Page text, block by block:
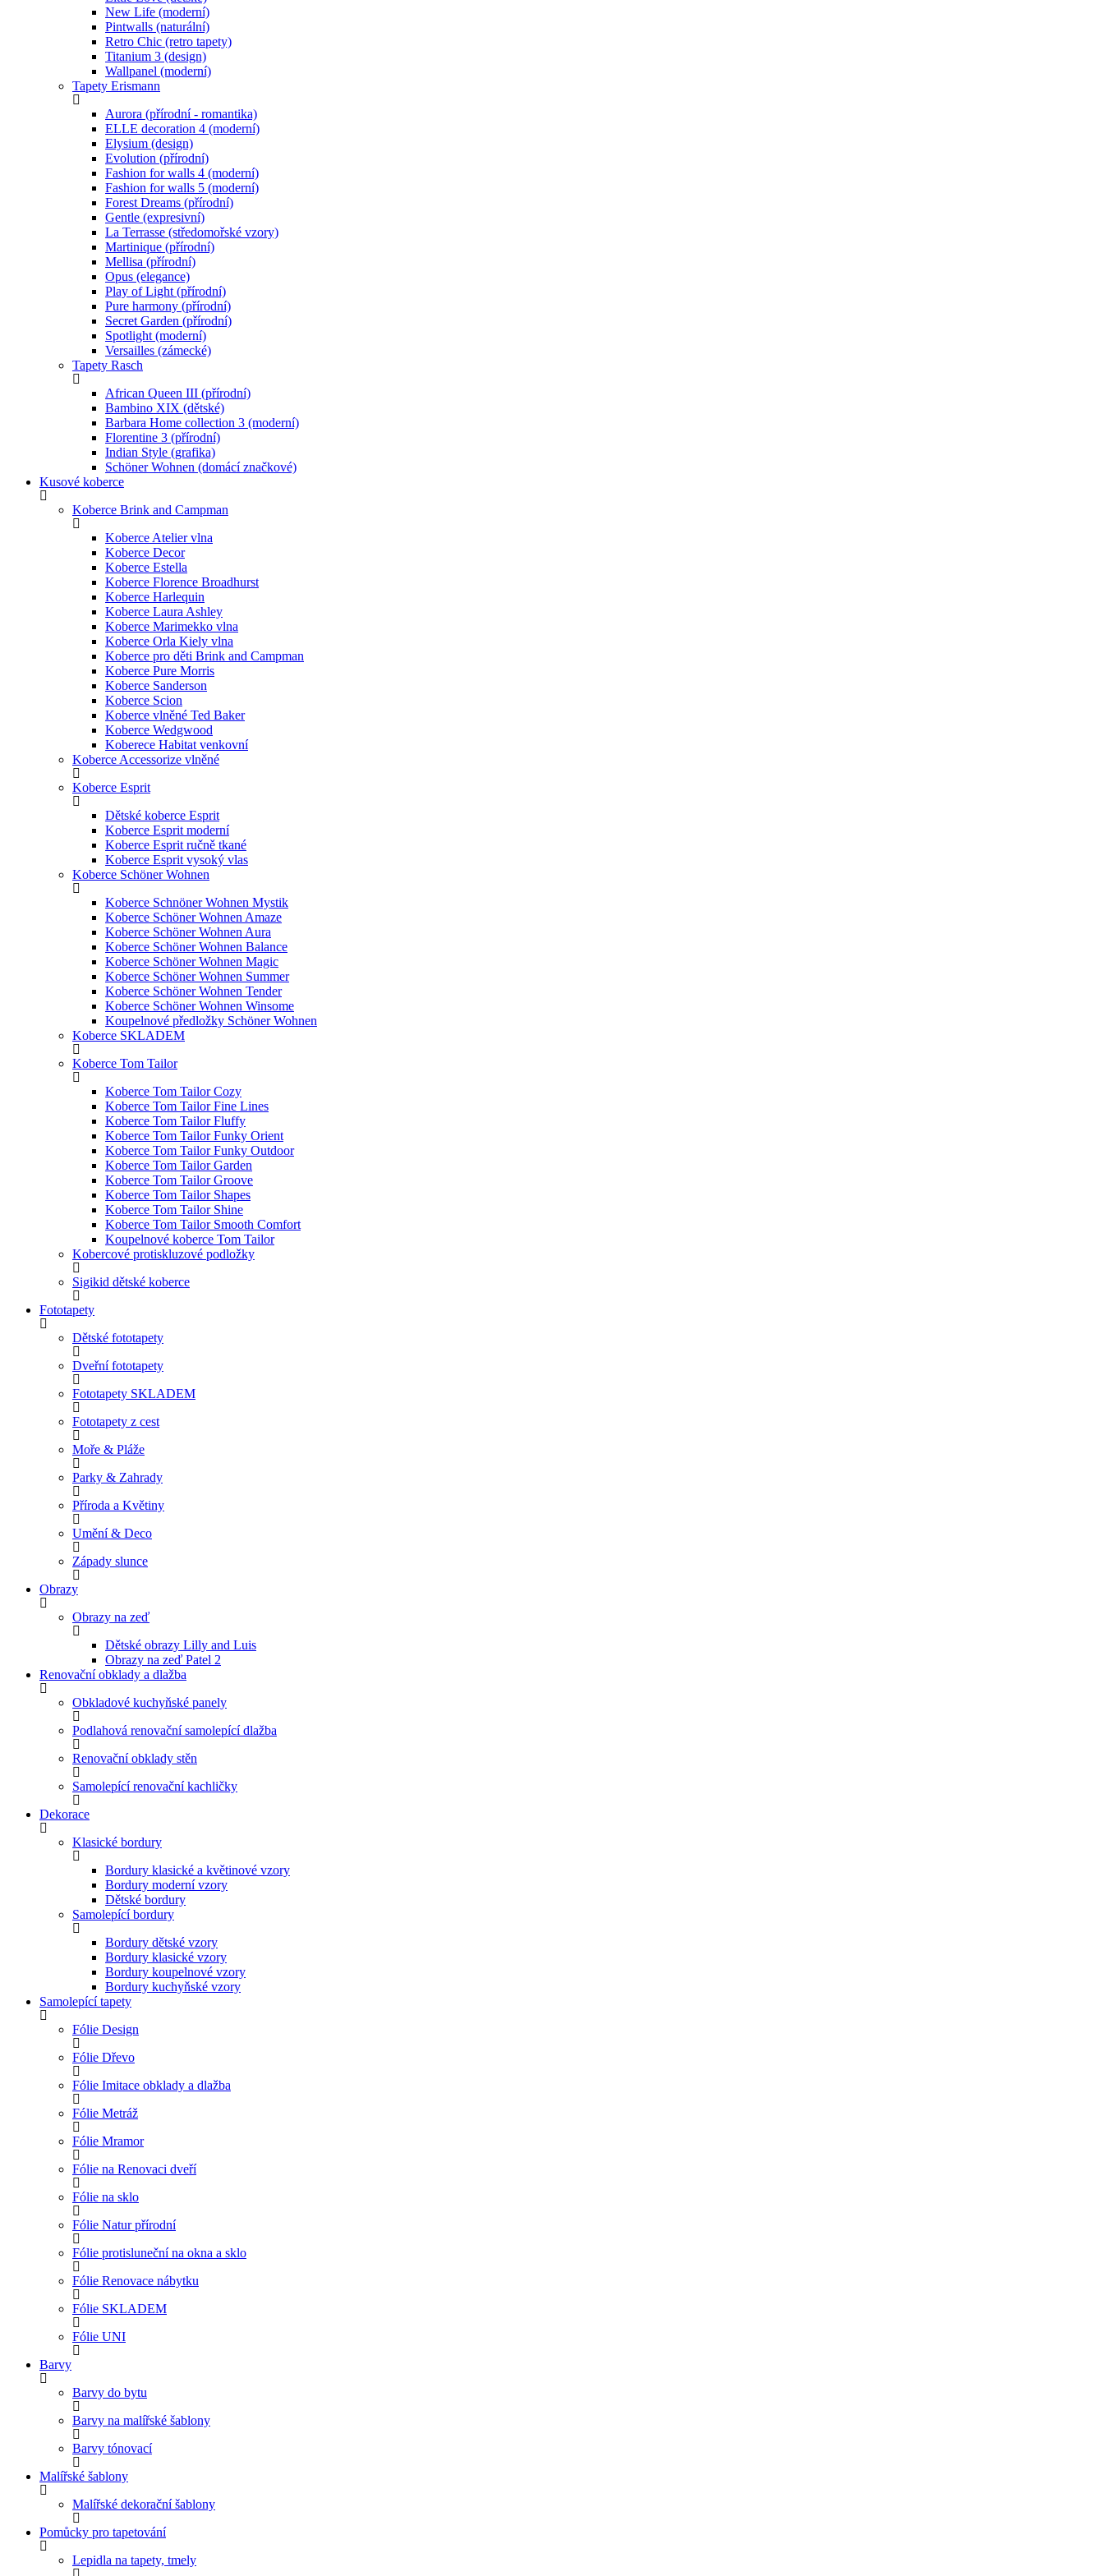
New Life (moderní)
Pintwalls (naturální)
Retro Chic (retro tapety)
Titanium 3 (design)
Wallpanel (moderní)
Tapety Erismann
Aurora (přírodní - romantika)
ELLE decoration 4 (moderní)
Elysium (design)
Evolution (přírodní)
Fashion for walls 4 (moderní)
Fashion for walls 5 (moderní)
Forest Dreams (přírodní)
Gentle (expresivní)
La Terrasse (středomořské vzory)
Martinique (přírodní)
Mellisa (přírodní)
Opus (elegance)
Play of Light (přírodní)
Pure harmony (přírodní)
Secret Garden (přírodní)
Spotlight (moderní)
Versailles (zámecké)
Tapety Rasch
African Queen III (přírodní)
Bambino XIX (dětské)
Barbara Home collection 3 (moderní)
Florentine 3 (přírodní)
Indian Style (grafika)
Schöner Wohnen (domácí značkové)
Kusové koberce
Koberce Brink and Campman
Koberce Atelier vlna
Koberce Decor
Koberce Estella
Koberce Florence Broadhurst
Koberce Harlequin
Koberce Laura Ashley
Koberce Marimekko vlna
Koberce Orla Kiely vlna
Koberce pro děti Brink and Campman
Koberce Pure Morris
Koberce Sanderson
Koberce Scion
Koberce vlněné Ted Baker
Koberce Wedgwood
Koberece Habitat venkovní
Koberce Accessorize vlněné
Koberce Esprit
Dětské koberce Esprit
Koberce Esprit moderní
Koberce Esprit ručně tkané
Koberce Esprit vysoký vlas
Koberce Schöner Wohnen
Koberce Schnöner Wohnen Mystik
Koberce Schöner Wohnen Amaze
Koberce Schöner Wohnen Aura
Koberce Schöner Wohnen Balance
Koberce Schöner Wohnen Magic
Koberce Schöner Wohnen Summer
Koberce Schöner Wohnen Tender
Koberce Schöner Wohnen Winsome
Koupelnové předložky Schöner Wohnen
Koberce SKLADEM
Koberce Tom Tailor
Koberce Tom Tailor Cozy
Koberce Tom Tailor Fine Lines
Koberce Tom Tailor Fluffy
Koberce Tom Tailor Funky Orient
Koberce Tom Tailor Funky Outdoor
Koberce Tom Tailor Garden
Koberce Tom Tailor Groove
Koberce Tom Tailor Shapes
Koberce Tom Tailor Shine
Koberce Tom Tailor Smooth Comfort
Koupelnové koberce Tom Tailor
Kobercové protiskluzové podložky
Sigikid dětské koberce
Fototapety
Dětské fototapety
Dveřní fototapety
Fototapety SKLADEM
Fototapety z cest
Moře & Pláže
Parky & Zahrady
Příroda a Květiny
Umění & Deco
Západy slunce
Obrazy
Obrazy na zeď
Dětské obrazy Lilly and Luis
Obrazy na zeď Patel 2
Renovační obklady a dlažba
Obkladové kuchyňské panely
Podlahová renovační samolepící dlažba
Renovační obklady stěn
Samolepící renovační kachličky
Dekorace
Klasické bordury
Bordury klasické a květinové vzory
Bordury moderní vzory
Dětské bordury
Samolepící bordury
Bordury dětské vzory
Bordury klasické vzory
Bordury koupelnové vzory
Bordury kuchyňské vzory
Samolepící tapety
Fólie Design
Fólie Dřevo
Fólie Imitace obklady a dlažba
Fólie Metráž
Fólie Mramor
Fólie na Renovaci dveří
Fólie na sklo
Fólie Natur přírodní
Fólie protisluneční na okna a sklo
Fólie Renovace nábytku
Fólie SKLADEM
Fólie UNI
Barvy
Barvy do bytu
Barvy na malířské šablony
Barvy tónovací
Malířské šablony
Malířské dekorační šablony
Pomůcky pro tapetování
Lepidla na tapety, tmely